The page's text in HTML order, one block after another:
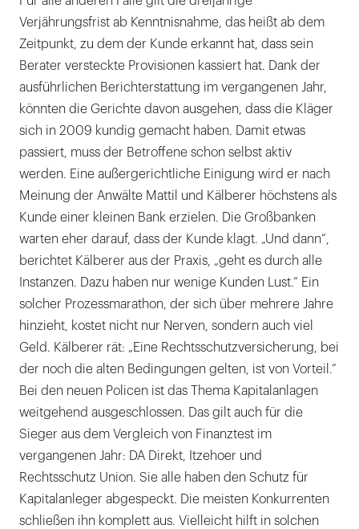
Verjährungsfrist ab Kenntnisnahme, das heißt ab dem
Zeitpunkt, zu dem der Kunde erkannt hat, dass sein
Berater versteckte Provisionen kassiert hat. Dank der
ausführlichen Berichterstattung im vergangenen Jahr,
könnten die Gerichte davon ausgehen, dass die Kläger
sich in 2009 kundig gemacht haben. Damit etwas
passiert, muss der Betroffene schon selbst aktiv
werden. Eine außergerichtliche Einigung wird er nach
Meinung der Anwälte Mattil und Kälberer höchstens als
Kunde einer kleinen Bank erzielen. Die Großbanken
warten eher darauf, dass der Kunde klagt. „Und dann“,
berichtet Kälberer aus der Praxis, „geht es durch alle
Instanzen. Dazu haben nur wenige Kunden Lust.“ Ein
solcher Prozessmarathon, der sich über mehrere Jahre
hinzieht, kostet nicht nur Nerven, sondern auch viel
Geld. Kälberer rät: „Eine Rechtsschutzversicherung, bei
der noch die alten Bedingungen gelten, ist von Vorteil.“
Bei den neuen Policen ist das Thema Kapitalanlagen
weitgehend ausgeschlossen. Das gilt auch für die
Sieger aus dem Vergleich von Finanztest im
vergangenen Jahr: DA Direkt, Itzehoer und
Rechtsschutz Union. Sie alle haben den Schutz für
Kapitalanleger abgespeckt. Die meisten Konkurrenten
schließen ihn komplett aus. Vielleicht hilft in solchen